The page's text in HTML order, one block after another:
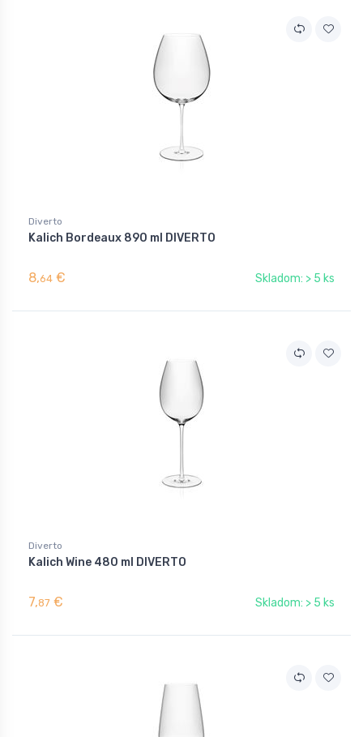
Diverto
Kalich Bordeaux 890 ml DIVERTO
8,64 € Skladom: > 5 ks
Diverto
Kalich Wine 480 ml DIVERTO
7,87 € Skladom: > 5 ks